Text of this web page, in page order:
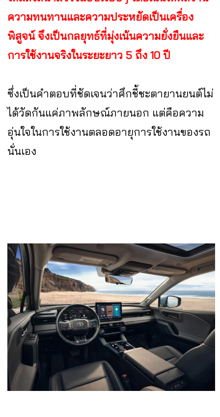
ความทนทานและความประหยัดเป็นเครื่อง
พิสูจน์ จึงเป็นกลยุทธ์ที่มุ่งเน้นความยั่งยืนและ
การใช้งานจริงในระยะยาว 5 ถึง 10 ปี
ซึ่งเป็นคำตอบที่ชัดเจนว่าศึกชี้ชะตายานยนต์ไม่
ได้วัดกันแค่ภาพลักษณ์ภายนอก แต่คือความ
อุ่นใจในการใช้งานตลอดอายุการใช้งานของรถ
นั่นเอง